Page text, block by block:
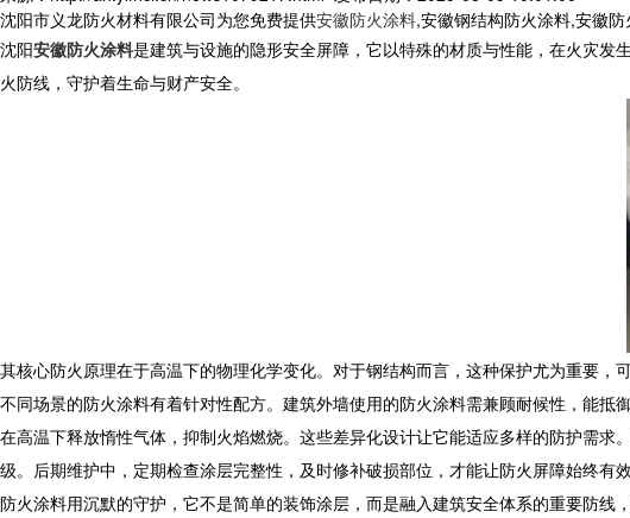
沈阳市义龙防火材料有限公司为您免费提供安徽防火涂料,安徽钢结构防火涂料,安徽
沈阳安徽防火涂料是建筑与设施的隐形安全屏障，它以特殊的材质与性能，在火灾
火防线，守护着生命与财产安全。
其核心防火原理在于高温下的物理化学变化。对于钢结构而言，这种保护尤为重要，
不同场景的防火涂料有着针对性配方。建筑外墙使用的防火涂料需兼顾耐候性，能
在高温下释放惰性气体，抑制火焰燃烧。这些差异化设计让它能适应多样的防护需
级。后期维护中，定期检查涂层完整性，及时修补破损部位，才能让防火屏障始终有效
防火涂料用沉默的守护，它不是简单的装饰涂层，而是融入建筑安全体系的重要防线